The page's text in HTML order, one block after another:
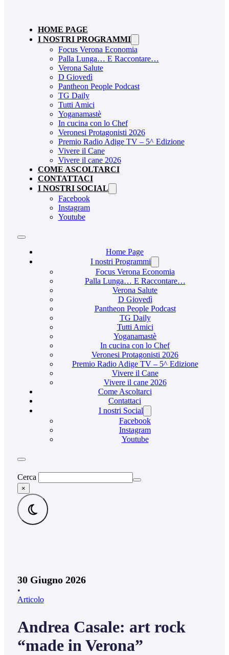
HOME PAGE
I NOSTRI PROGRAMMI
Focus Verona Economia
Palla Lunga… E Raccontare…
Verona Salute
D Giovedì
Pantheon People Podcast
TG Daily
Tutti Amici
Yoganamastè
In cucina con lo Chef
Veronesi Protagonisti 2026
Premio Radio Adige TV – 5^ Edizione
Vivere il Cane
Vivere il cane 2026
COME ASCOLTARCI
CONTATTACI
I NOSTRI SOCIAL
Facebook
Instagram
Youtube
Home Page
I nostri Programmi
Focus Verona Economia
Palla Lunga… E Raccontare…
Verona Salute
D Giovedì
Pantheon People Podcast
TG Daily
Tutti Amici
Yoganamastè
In cucina con lo Chef
Veronesi Protagonisti 2026
Premio Radio Adige TV – 5^ Edizione
Vivere il Cane
Vivere il cane 2026
Come Ascoltarci
Contattaci
I nostri Social
Facebook
Instagram
Youtube
Cerca
×
30 Giugno 2026
•
Articolo
Andrea Casale: art rock
“made in Verona”